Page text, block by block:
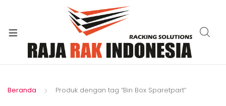
Beranda Produk dengan tag “Bin Box Sparetpart”